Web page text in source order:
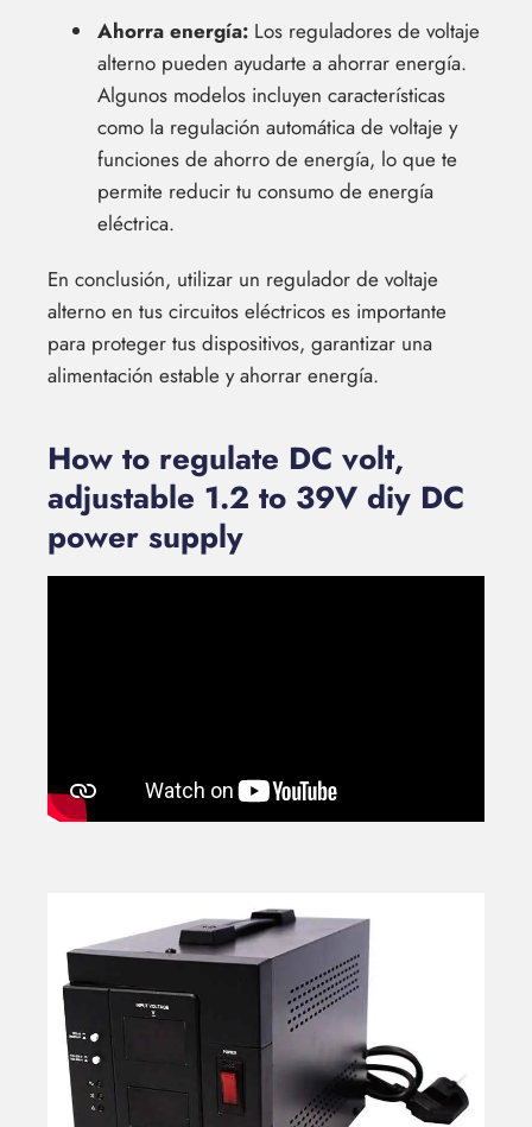
Ahorra energía: Los reguladores de voltaje
alterno pueden ayudarte a ahorrar energía.
Algunos modelos incluyen características
como la regulación automática de voltaje y
funciones de ahorro de energía, lo que te
permite reducir tu consumo de energía
eléctrica.
En conclusión, utilizar un regulador de voltaje
alterno en tus circuitos eléctricos es importante
para proteger tus dispositivos, garantizar una
alimentación estable y ahorrar energía.
How to regulate DC volt,
adjustable 1.2 to 39V diy DC
power supply